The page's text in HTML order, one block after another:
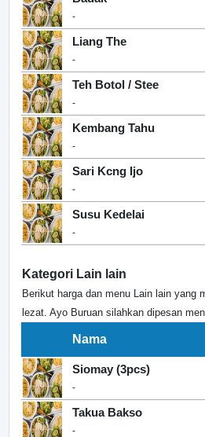
-
Liang The
-
Teh Botol / Stee
-
Kembang Tahu
-
Sari Kcng Ijo
-
Susu Kedelai
-
Kategori Lain lain
Berikut harga dan menu Lain lain yang
lezat. Ayo Buruan silahkan dipesan
Nama
Siomay (3pcs)
-
Takua Bakso
-